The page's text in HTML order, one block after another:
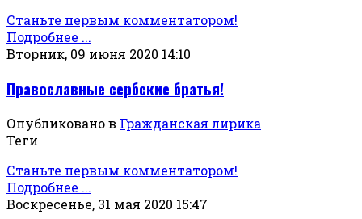
Станьте первым комментатором!
Подробнее ...
Вторник, 09 июня 2020 14:10
Православные сербские братья!
Опубликовано в Гражданская лирика
Теги
Станьте первым комментатором!
Подробнее ...
Воскресенье, 31 мая 2020 15:47